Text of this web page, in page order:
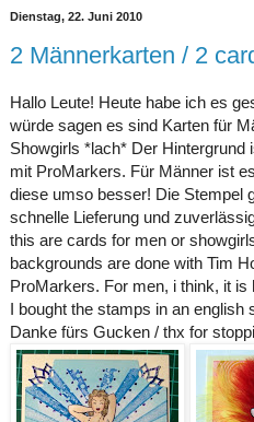
Dienstag, 22. Juni 2010
2 Männerkarten / 2
Hallo Leute! Heute habe ich es
würde sagen es sind Karten für
Showgirls *lach* Der
mit ProMarkers. Für Männer ist
diese umso besser! Die Stempel
schnelle Lieferung und
this are cards for men or
backgrounds are done with Tim
ProMarkers. For men, i think, it is
I bought the stamps in an english
Danke fürs Gucken / thx for